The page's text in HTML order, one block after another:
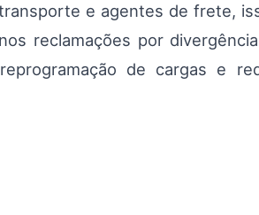
e agentes de frete,
reclamações por
de cargas e